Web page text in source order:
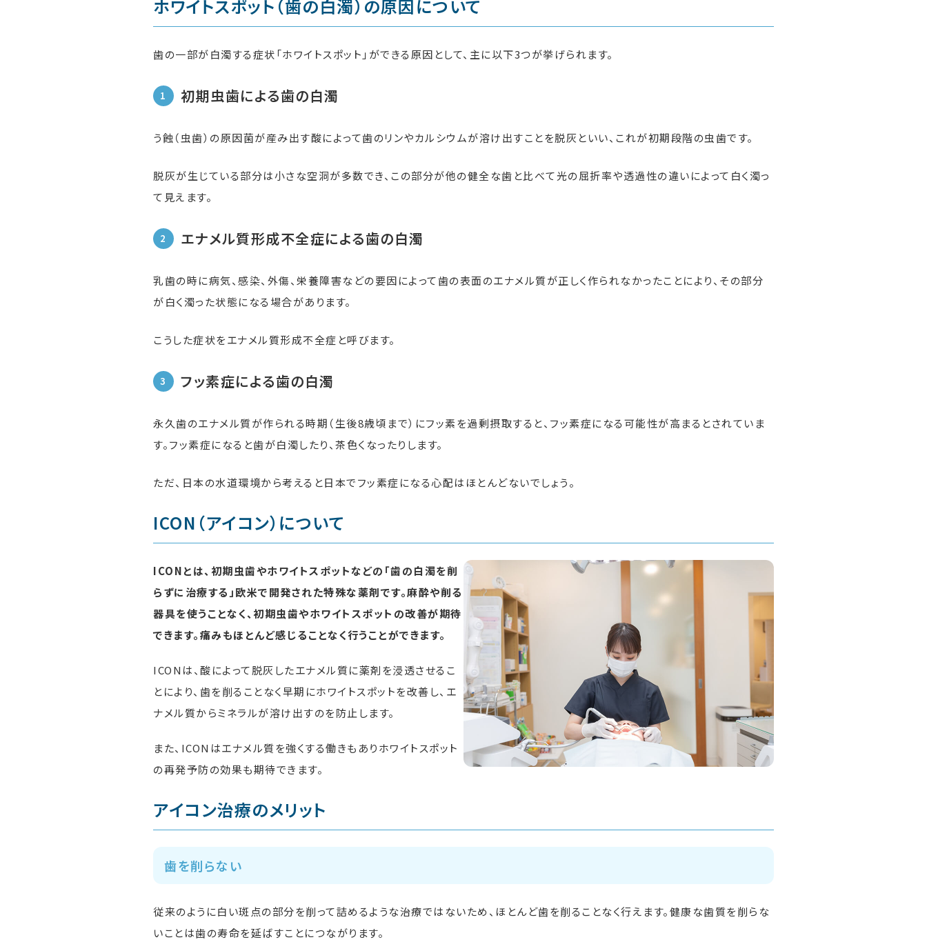
ホワイトスポット（歯の白濁） の原因について
歯の一部が白濁する症状「ホワイトスポット」ができる原因として、主に以下3つが挙げられます。
初期虫歯による歯の白濁
う蝕（虫歯）の原因菌が産み出す酸によって歯のリンやカルシウムが溶け出すことを脱灰といい、これが初期段階の虫歯です。
脱灰が生じている部分は小さな空洞が多数でき、この部分が他の健全な歯と比べて光の屈折率や透過性の違いによって白く濁っ
て見えます。
エナメル質形成不全症による歯の白濁
乳歯の時に病気、感染、外傷、栄養障害などの要因によって歯の表面のエナメル質が正しく作られなかったことにより、その部分
が白く濁った状態になる場合があります。
こうした症状をエナメル質形成不全症と呼びます。
フッ素症による歯の白濁
永久歯のエナメル質が作られる時期（生後8歳頃まで）にフッ素を過剰摂取すると、フッ素症になる可能性が高まるとされていま
す。フッ素症になると歯が白濁したり、茶色くなったりします。
ただ、日本の水道環境から考えると日本でフッ素症になる心配はほとんどないでしょう。
ICON（アイコン）について
ICONとは、初期虫歯やホワイトスポットなどの「歯の白濁を削
らずに治療する」欧米で開発された特殊な薬剤です。麻酔や削る
器具を使うことなく、初期虫歯やホワイトスポットの改善が期待
できます。痛みもほとんど感じることなく行うことができます。
ICONは、酸によって脱灰したエナメル質に薬剤を浸透させるこ
とにより、歯を削ることなく早期にホワイトスポットを改善し、エ
ナメル質からミネラルが溶け出すのを防止します。
また、ICONはエナメル質を強くする働きもありホワイトスポット
の再発予防の効果も期待できます。
アイコン治療のメリット
歯を削らない
従来のように白い斑点の部分を削って詰めるような治療ではないため、ほとんど歯を削ることなく行えます。健康な歯質を削らな
いことは歯の寿命を延ばすことにつながります。